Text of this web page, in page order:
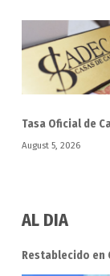
Tasa Oficial de
August 5, 2026
AL DIA
Restablecido en